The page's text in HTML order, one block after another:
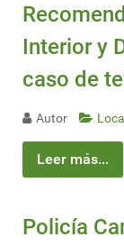
Interior y
caso de
Autor
Leer más...
Policía